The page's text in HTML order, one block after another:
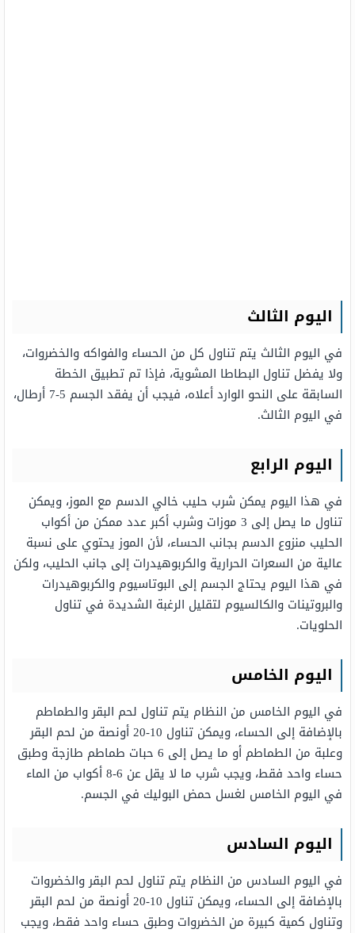
اليوم الثالث
في اليوم الثالث يتم تناول كل من الحساء والفواكه والخضروات،
ولا يفضل تناول البطاطا المشوية، فإذا تم تطبيق الخطة
السابقة على النحو الوارد أعلاه، فيجب أن يفقد الجسم 5-7 أرطال،
في اليوم الثالث.
اليوم الرابع
في هذا اليوم يمكن شرب حليب خالي الدسم مع الموز، ويمكن
تناول ما يصل إلى 3 موزات وشرب أكبر عدد ممكن من أكواب
الحليب منزوع الدسم بجانب الحساء، لأن الموز يحتوي على نسبة
عالية من السعرات الحرارية والكربوهيدرات إلى جانب الحليب، ولكن
في هذا اليوم يحتاج الجسم إلى البوتاسيوم والكربوهيدرات
والبروتينات والكالسيوم لتقليل الرغبة الشديدة في تناول
الحلويات.
اليوم الخامس
في اليوم الخامس من النظام يتم تناول لحم البقر والطماطم
بالإضافة إلى الحساء، ويمكن تناول 10-20 أونصة من لحم البقر
وعلبة من الطماطم أو ما يصل إلى 6 حبات طماطم طازجة وطبق
حساء واحد فقط، ويجب شرب ما لا يقل عن 6-8 أكواب من الماء
في اليوم الخامس لغسل حمض البوليك في الجسم.
اليوم السادس
في اليوم السادس من النظام يتم تناول لحم البقر والخضروات
بالإضافة إلى الحساء، ويمكن تناول 10-20 أونصة من لحم البقر
وتناول كمية كبيرة من الخضروات وطبق حساء واحد فقط، ويجب